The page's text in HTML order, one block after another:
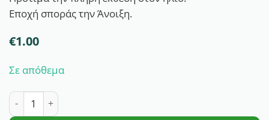
Εποχή σποράς την Άνοιξη.
€1.00
Σε απόθεμα
Σπόροι Ακουιλέγια Μίγμα ποσότητα